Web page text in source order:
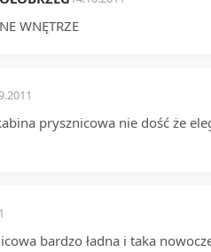
WNĘTRZE
prysznicowa nie dość że
bardzo ładna i taka